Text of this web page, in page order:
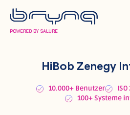
POWERED BY SALURE
HiBob Zenegy
10.000+ Benutzer
100+ Systeme